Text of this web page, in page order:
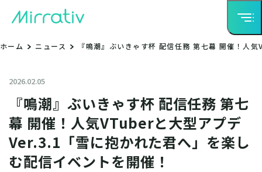
ホーム ニュース 『鳴潮』ぶいきゃす杯 配信任務 第七幕 開催！人
2026.02.05
『鳴潮』ぶいきゃす杯 配信任務 第七
幕 開催！人気VTuberと大型アプデ
Ver.3.1「雪に抱かれた君へ」を楽し
む配信イベントを開催！